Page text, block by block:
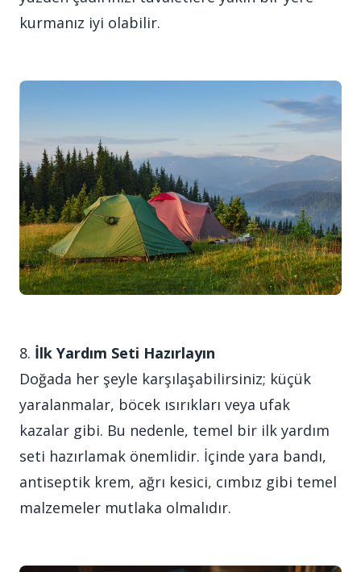
kurmanız iyi olabilir.
8. İlk Yardım Seti Hazırlayın
Doğada her şeyle karşılaşabilirsiniz; küçük
yaralanmalar, böcek ısırıkları veya ufak
kazalar gibi. Bu nedenle, temel bir ilk yardım
seti hazırlamak önemlidir. İçinde yara bandı,
antiseptik krem, ağrı kesici, cımbız gibi temel
malzemeler mutlaka olmalıdır.